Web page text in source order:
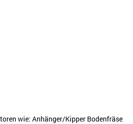
wie: Anhänger/Kipper Bodenfräse